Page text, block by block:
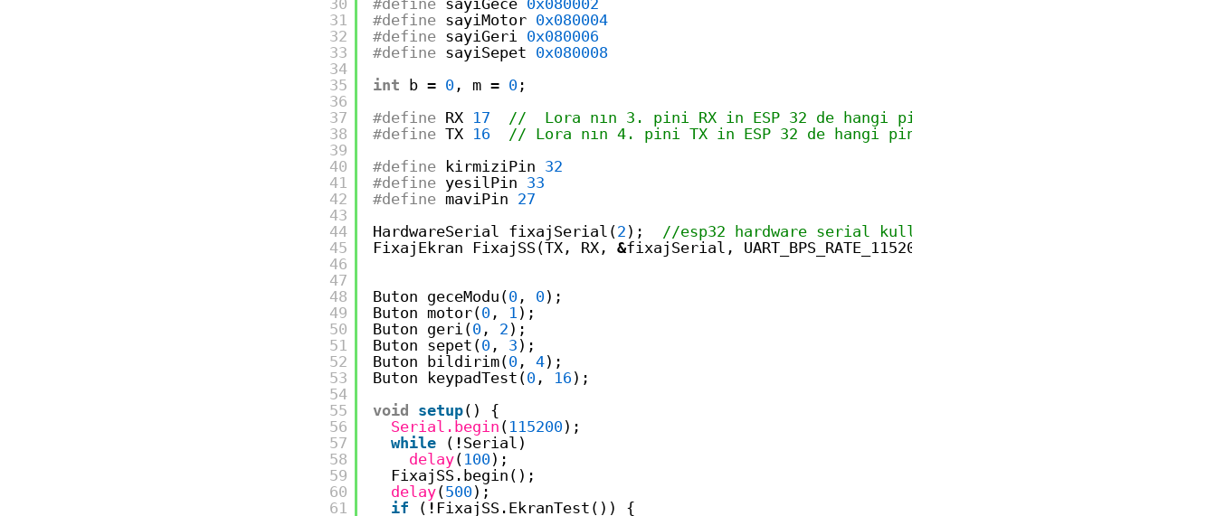
31
32
33
34
35
36
37
38
39
40
41
42
43
44
45
46
47
48
49
50
51
52
53
54
55
56
57
58
59
60
61
#define sayiMotor 0x080004
#define sayiGeri 0x080006
#define sayiSepet 0x080008
int b = 0, m = 0;
#define RX 17
//  Lora nın 3. pini RX in ESP 32 de hangi pine bağlı olduğu
#define TX 16
// Lora nın 4. pini TX in ESP 32 de hangi pine bağlı olduğu
#define
kirmiziPin 32
#define yesilPin 33
#define maviPin 27
HardwareSerial fixajSerial(2 );
//esp32 hardware serial kullanıyoruz
FixajEkran FixajSS(TX, RX, &fixajSerial, UART_BPS_RATE_115200_Ekran);
Buton geceModu(0, 0);
Buton motor(0, 1 );
Buton geri(0, 2 );
Buton sepet(0, 3 );
Buton bildirim(0, 4);
Buton keypadTest(0, 16 );
void setup() {
Serial.begin ( 115200);
while
( ! Serial)
delay( 100);
FixajSS.begin();
delay(500);
if
( ! FixajSS.EkranTest()) {